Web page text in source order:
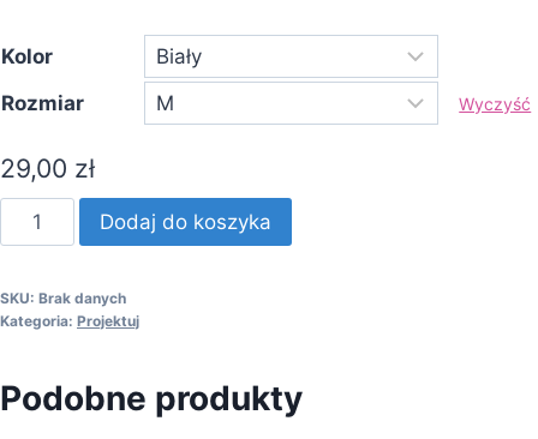
Kolor
Rozmiar
Wyczyść
29,00 zł
Dodaj do koszyka
SKU: Brak danych
Kategoria: Projektuj
Podobne produkty